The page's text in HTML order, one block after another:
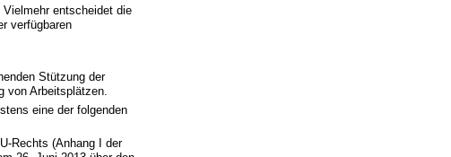
entscheidet die
verfügbaren
Stützung der
von Arbeitsplätzen.
eine der folgenden
Rechts (Anhang I der